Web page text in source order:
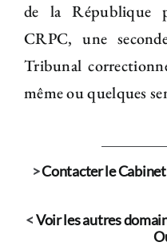
de la République
CRPC, une
Tribunal
même ou quelques
>Contacter le
<Voir les autres